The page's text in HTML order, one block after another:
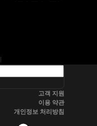
고객 지원
이용 약관
개인정보 처리방침